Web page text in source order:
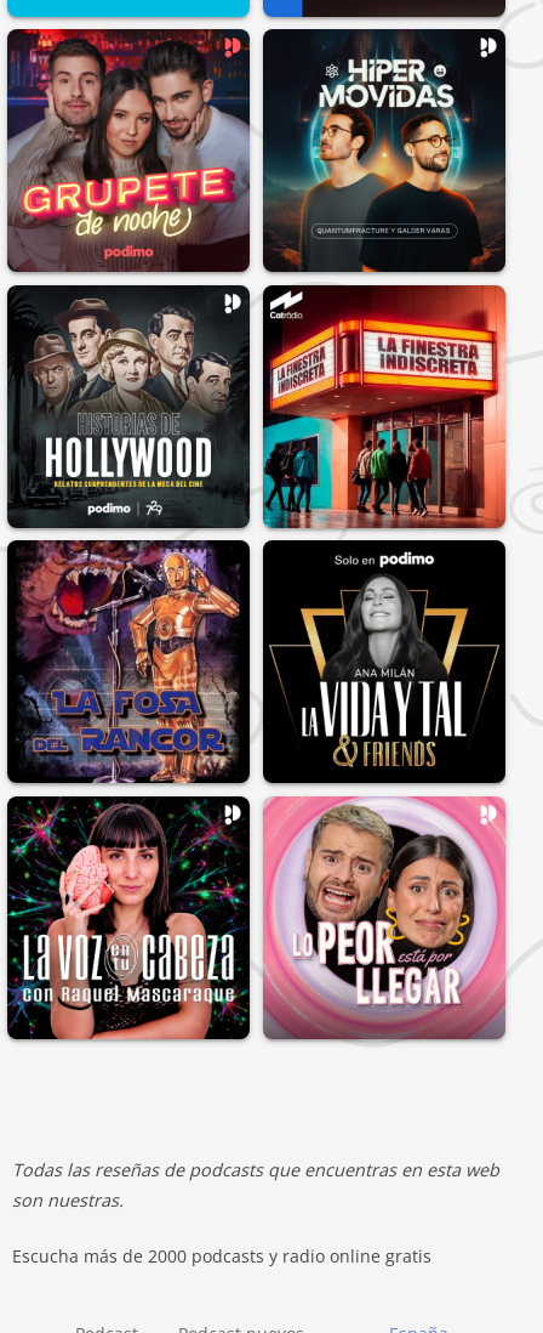
Todas las reseñas de podcasts que encuentras en esta web
son nuestras.
Escucha más de 2000 podcasts y radio online gratis